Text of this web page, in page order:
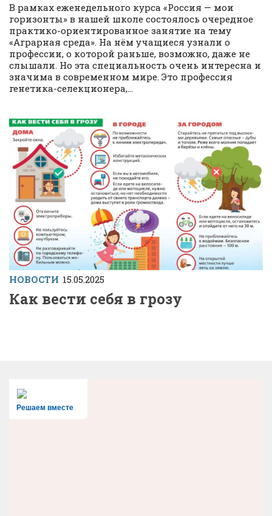
В рамках еженедельного курса «Россия — мои
горизонты» в нашей школе состоялось очередное
практико-ориентированное занятие на тему
«Аграрная среда». На нём учащиеся узнали о
профессии, о которой раньше, возможно, даже не
слышали. Но эта специальность очень интересна и
значима в современном мире. Это профессия
генетика-селекционера,...
НОВОСТИ 15.05.2025
Как вести себя в грозу
Решаем вместе